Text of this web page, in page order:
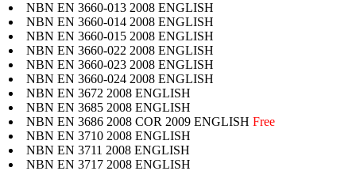
NBN EN 3660-013 2008 ENGLISH
NBN EN 3660-014 2008 ENGLISH
NBN EN 3660-015 2008 ENGLISH
NBN EN 3660-022 2008 ENGLISH
NBN EN 3660-023 2008 ENGLISH
NBN EN 3660-024 2008 ENGLISH
NBN EN 3672 2008 ENGLISH
NBN EN 3685 2008 ENGLISH
NBN EN 3686 2008 COR 2009 ENGLISH Free
NBN EN 3710 2008 ENGLISH
NBN EN 3711 2008 ENGLISH
NBN EN 3717 2008 ENGLISH